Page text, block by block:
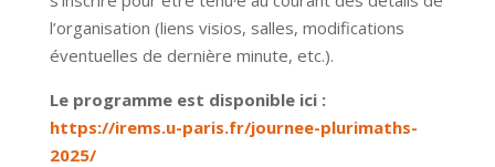
l’organisation (liens visios, salles, modifications
éventuelles de dernière minute, etc.).
Le programme est disponible ici :
https://irems.u-paris.fr/journee-plurimaths-
2025/